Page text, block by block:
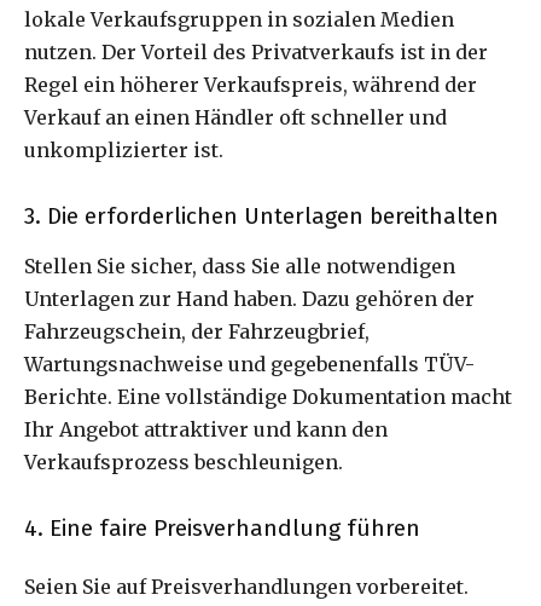
lokale Verkaufsgruppen in sozialen Medien
nutzen. Der Vorteil des Privatverkaufs ist in der
Regel ein höherer Verkaufspreis, während der
Verkauf an einen Händler oft schneller und
unkomplizierter ist.
3. Die erforderlichen Unterlagen bereithalten
Stellen Sie sicher, dass Sie alle notwendigen
Unterlagen zur Hand haben. Dazu gehören der
Fahrzeugschein, der Fahrzeugbrief,
Wartungsnachweise und gegebenenfalls TÜV-
Berichte. Eine vollständige Dokumentation macht
Ihr Angebot attraktiver und kann den
Verkaufsprozess beschleunigen.
4. Eine faire Preisverhandlung führen
Seien Sie auf Preisverhandlungen vorbereitet.